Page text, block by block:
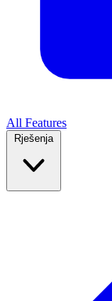
All Features
Rješenja